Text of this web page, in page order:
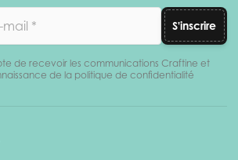
S'inscrire
de recevoir les communications Craftine et
de la politique de confidentialité